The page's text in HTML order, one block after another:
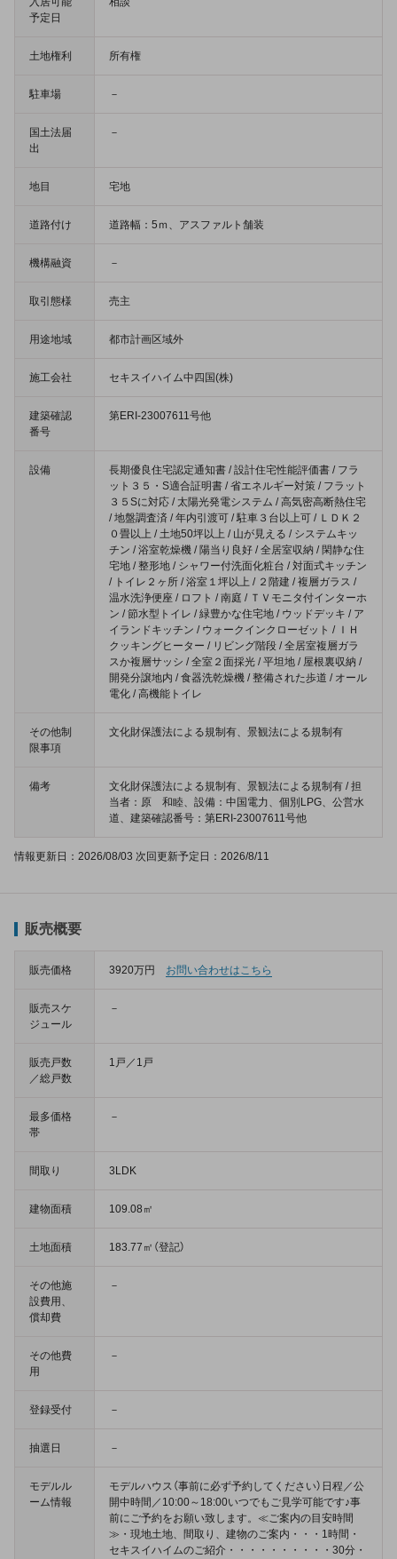
予定日
土地権利 所有権
駐車場 －
国土法届
出
－
地目 宅地
道路付け 道路幅：5ｍ、アスファルト舗装
機構融資 －
取引態様 売主
用途地域 都市計画区域外
施工会社 セキスイハイム中四国(株)
建築確認
番号
第ERI-23007611号他
設備
長期優良住宅認定通知書 / 設計住宅性能評価書 / フラ
ット３５・S適合証明書 / 省エネルギー対策 / フラット
３５Sに対応 / 太陽光発電システム / 高気密高断熱住宅
/ 地盤調査済 / 年内引渡可 / 駐車３台以上可 / ＬＤＫ２
０畳以上 / 土地50坪以上 / 山が見える / システムキッ
チン / 浴室乾燥機 / 陽当り良好 / 全居室収納 / 閑静な住
宅地 / 整形地 / シャワー付洗面化粧台 / 対面式キッチン
/ トイレ２ヶ所 / 浴室１坪以上 / ２階建 / 複層ガラス /
温水洗浄便座 / ロフト / 南庭 / ＴＶモニタ付インターホ
ン / 節水型トイレ / 緑豊かな住宅地 / ウッドデッキ / ア
イランドキッチン / ウォークインクローゼット / ＩＨ
クッキングヒーター / リビング階段 / 全居室複層ガラ
スか複層サッシ / 全室２面採光 / 平坦地 / 屋根裏収納 /
開発分譲地内 / 食器洗乾燥機 / 整備された歩道 / オール
電化 / 高機能トイレ
その他制
限事項
文化財保護法による規制有、景観法による規制有
備考
文化財保護法による規制有、景観法による規制有 / 担
当者：原 和睦、設備：中国電力、個別LPG、公営水
道、建築確認番号：第ERI-23007611号他
情報更新日：2026/08/03 次回更新予定日：2026/8/11
販売概要
販売価格 3920万円 お問い合わせはこちら
販売スケ
ジュール
－
販売戸数
／総戸数
1戸／1戸
最多価格
帯
－
間取り 3LDK
建物面積 109.08㎡
土地面積 183.77㎡（登記）
その他施
設費用、
償却費
－
その他費
用
－
登録受付 －
抽選日 －
モデルル
ーム情報
モデルハウス（事前に必ず予約してください）日程／公
開中時間／10:00～18:00いつでもご見学可能です♪事
前にご予約をお願い致します。≪ご案内の目安時間
≫・現地土地、間取り、建物のご案内・・・1時間・
セキスイハイムのご紹介・・・・・・・・・・30分・